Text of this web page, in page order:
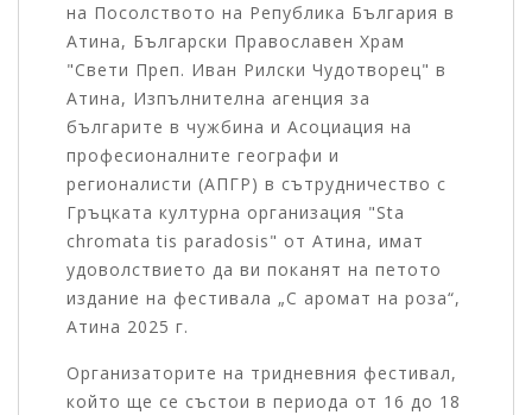
на Посолството на Република България в
Атина, Български Православен Храм
"Свети Преп. Иван Рилски Чудотворец" в
Атина, Изпълнителна агенция за
българите в чужбина и Асоциация на
професионалните географи и
регионалисти (АПГР) в сътрудничество с
Гръцката културна организация "Sta
chromata tis paradosis" от Атина, имат
удоволствието да ви поканят на петото
издание на фестивала „С аромат на роза“,
Атина 2025 г.
Организаторите на тридневния фестивал,
който ще се състои в периода от 16 до 18